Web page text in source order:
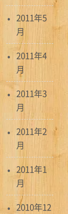
2011年5
月
2011年4
月
2011年3
月
2011年2
月
2011年1
月
2010年12